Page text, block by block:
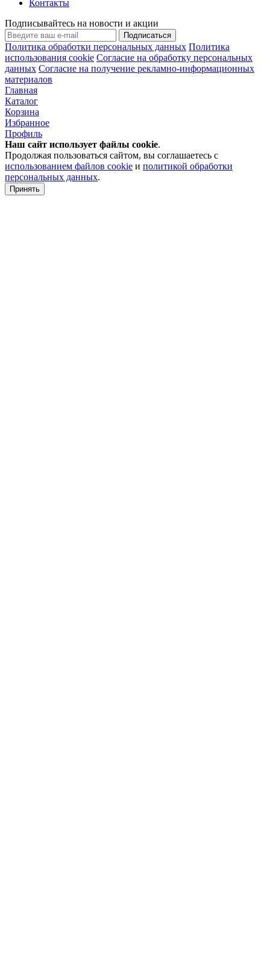
Контакты
Подписывайтесь на новости и акции
Подписаться
Политика обработки персональных данных Политика
использования cookie Согласие на обработку персональных
данных Согласие на получение рекламно-информационных
материалов
Главная
Каталог
Корзина
Избранное
Профиль
Наш сайт использует файлы cookie.
Продолжая пользоваться сайтом, вы соглашаетесь с
использованием файлов cookie и политикой обработки
персональных данных.
Принять